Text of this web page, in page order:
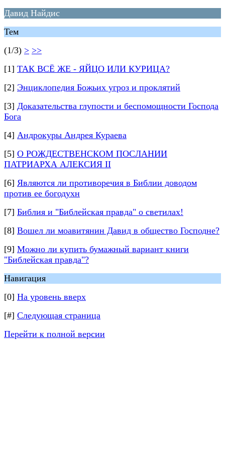
Давид Найдис
Тем
(1/3) > >>
[1] ТАК ВСЁ ЖЕ - ЯЙЦО ИЛИ КУРИЦА?
[2] Энциклопедия Божьих угроз и проклятий
[3] Доказательства глупости и беспомощности Господа
Бога
[4] Андрокуры Андрея Кураева
[5] О РОЖДЕСТВЕНСКОМ ПОСЛАНИИ
ПАТРИАРХА АЛЕКСИЯ II
[6] Являются ли противоречия в Библии доводом
против ее богодухн
[7] Библия и "Библейская правда" о светилах!
[8] Вошел ли моавитянин Давид в общество Господне?
[9] Можно ли купить бумажный вариант книги
"Библейская правда"?
Навигация
[0] На уровень вверх
[#] Следующая страница
Перейти к полной версии